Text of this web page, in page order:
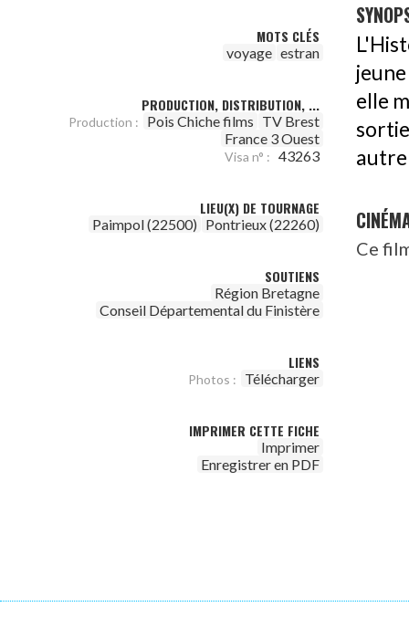
MOTS CLÉS
voyage estran
PRODUCTION, DISTRIBUTION, ...
Production : Pois Chiche films TV Brest
France 3 Ouest
Visa n° : 43263
LIEU(X) DE TOURNAGE
Paimpol (22500) Pontrieux (22260)
SOUTIENS
Région Bretagne
Conseil Départemental du Finistère
LIENS
Photos : Télécharger
IMPRIMER CETTE FICHE
Imprimer
Enregistrer en PDF
elle
autre
Ce